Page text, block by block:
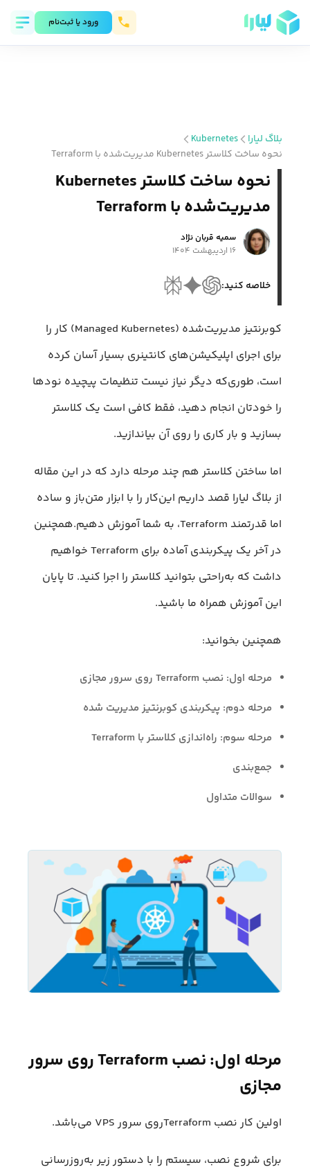
ورود يا ثبت‌نام
بلاگ لیارا
Kubernetes
نحوه ساخت کلاستر Kubernetes مدیریت‌شده با Terraform
نحوه ساخت کلاستر Kubernetes
مدیریت‌شده با Terraform
سمیه قربان نژاد
۱۶ اردیبهشت ۱۴۰۴
خلاصه کنید:
کوبرنتیز مدیریت‌شده (Managed Kubernetes) کار را
برای اجرای اپلیکیشن‌های کانتینری بسیار آسان کرده
است، طوری‌که دیگر نیاز نیست تنظیمات پیچیده نودها
را خودتان انجام دهید، فقط کافی است یک کلاستر
بسازید و بار کاری را روی آن بیاندازید.
اما ساختن کلاستر هم چند مرحله دارد که در این مقاله
از بلاگ لیارا قصد داریم این‌کار را با ابزار متن‌باز و ساده
اما قدرتمند Terraform، به شما آموزش دهیم.همچنین
در آخر یک پیکربندی آماده برای Terraform خواهیم
داشت که به‌راحتی بتوانید کلاستر را اجرا کنید. تا پایان
این آموزش همراه ما باشید.
همچنین بخوانید:
مرحله اول: نصب Terraform روی سرور مجازی
مرحله دوم: پیکربندی کوبرنتیز مدیریت شده
مرحله سوم: راه‌اندازی کلاستر با Terraform
جمع‌بندی
سوالات متداول
مرحله اول: نصب Terraform روی سرور
مجازی
اولین کار نصب Terraformروی سرور VPS می‌باشد.
برای شروع نصب، سیستم را با دستور زیر به‌روزرسانی